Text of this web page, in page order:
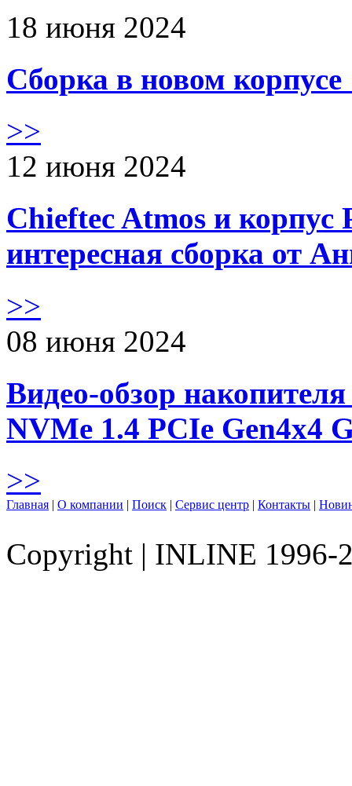
18 июня 2024
Сборка в новом
>>
12 июня 2024
Chieftec Atmos и корпус
интересная сборка от
>>
08 июня 2024
Видео-обзор
NVMe 1.4 PCIe Gen4х4
>>
Главная | О компании | Поиск | Сервис центр | Контакты |
Copyright | INLINE 1996-